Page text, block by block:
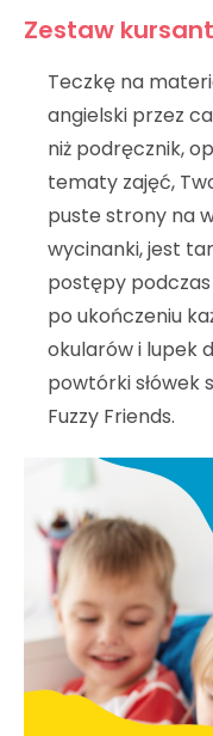
Zestaw
Teczkę na
angielski przez
niż podręcznik,
tematy zajęć,
puste strony na
wycinanki, jest
postępy
po ukończeniu
okularów i lupek
powtórki słówek
Fuzzy Friends.